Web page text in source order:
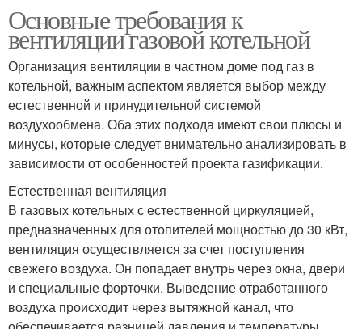
Основные требования к
вентиляции газовой котельной
Организация вентиляции в частном доме под газ в
котельной, важным аспектом является выбор между
естественной и принудительной системой
воздухообмена. Оба этих подхода имеют свои плюсы и
минусы, которые следует внимательно анализировать в
зависимости от особенностей проекта газификации.
Естественная вентиляция
В газовых котельных с естественной циркуляцией,
предназначенных для отопителей мощностью до 30 кВт,
вентиляция осуществляется за счет поступления
свежего воздуха. Он попадает внутрь через окна, двери
и специальные форточки. Выведение отработанного
воздуха происходит через вытяжной канал, что